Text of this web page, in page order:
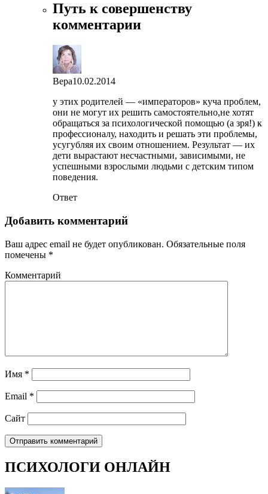
Путь к совершенству
комментарии
Вера10.02.2014
у этих родителей — «императоров» куча проблем,
они не могут их решить самостоятельно,не хотят
обращаться за психологической помощью (а зря!) к
профессионалу, находить и решать эти проблемы,
усугубляя их своим отношением. Результат — их
дети вырастают несчастными, зависимыми, не
успешными взрослыми людьми с детским типом
поведения.
Ответ
Добавить комментарий
Ваш адрес email не будет опубликован. Обязательные поля
помечены *
Комментарий
Имя *
Email *
Сайт
ПСИХОЛОГИ ОНЛАЙН